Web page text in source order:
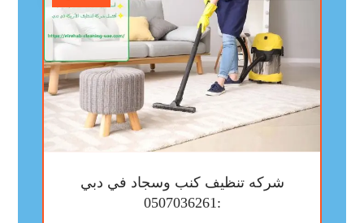
شركه تنظيف كنب وسجاد في دبي
:0507036261